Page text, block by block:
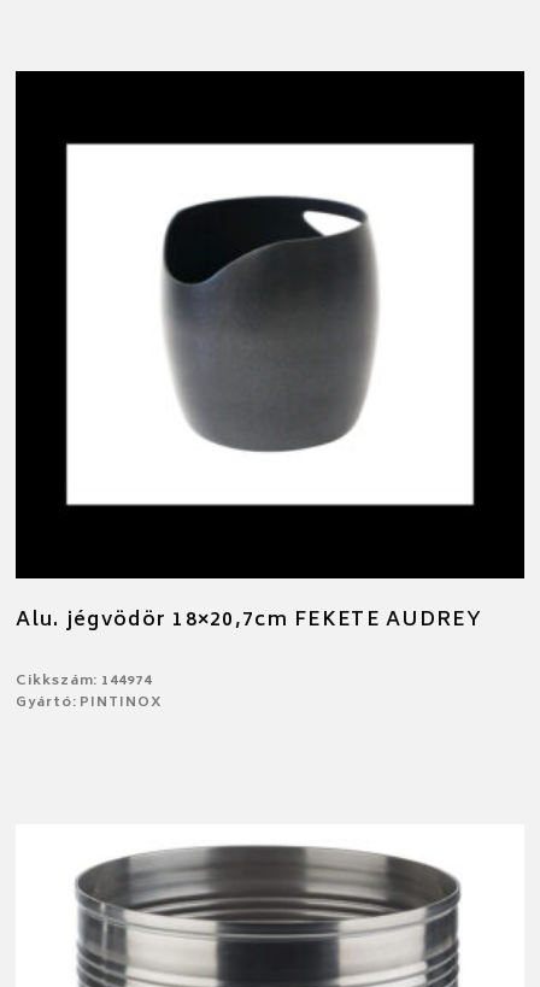
Alu. jégvödör 18×20,7cm FEKETE AUDREY
Cikkszám: 144974
Gyártó: PINTINOX